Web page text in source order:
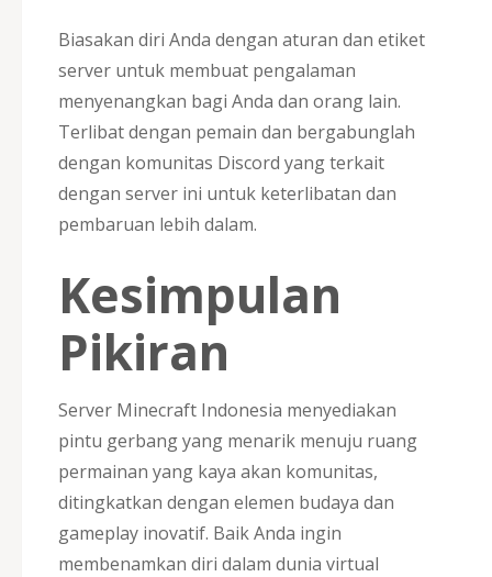
Biasakan diri Anda dengan aturan dan etiket
server untuk membuat pengalaman
menyenangkan bagi Anda dan orang lain.
Terlibat dengan pemain dan bergabunglah
dengan komunitas Discord yang terkait
dengan server ini untuk keterlibatan dan
pembaruan lebih dalam.
Kesimpulan
Pikiran
Server Minecraft Indonesia menyediakan
pintu gerbang yang menarik menuju ruang
permainan yang kaya akan komunitas,
ditingkatkan dengan elemen budaya dan
gameplay inovatif. Baik Anda ingin
membenamkan diri dalam dunia virtual